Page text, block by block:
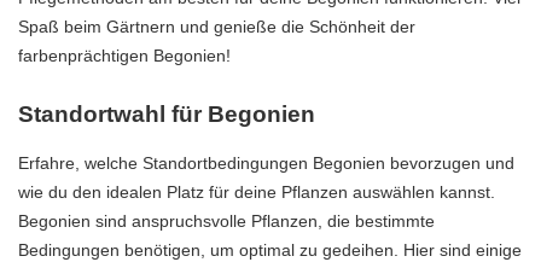
Spaß beim Gärtnern und genieße die Schönheit der
farbenprächtigen Begonien!
Standortwahl für Begonien
Erfahre, welche Standortbedingungen Begonien bevorzugen und
wie du den idealen Platz für deine Pflanzen auswählen kannst.
Begonien sind anspruchsvolle Pflanzen, die bestimmte
Bedingungen benötigen, um optimal zu gedeihen. Hier sind einige